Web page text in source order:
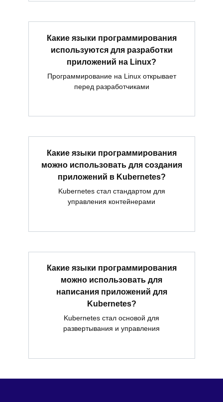
Какие языки программирования
используются для разработки
приложений на Linux?
Программирование на Linux открывает
перед разработчиками
Какие языки программирования
можно использовать для создания
приложений в Kubernetes?
Kubernetes стал стандартом для
управления контейнерами
Какие языки программирования
можно использовать для
написания приложений для
Kubernetes?
Kubernetes стал основой для
развертывания и управления